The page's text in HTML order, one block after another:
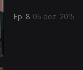
Ep. 8 05 dez. 2015